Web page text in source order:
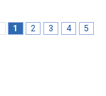
1 2 3 4
5